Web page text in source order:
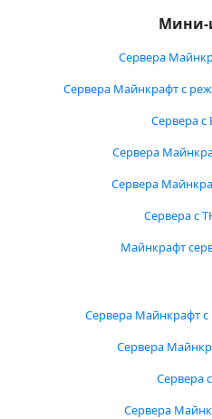
Мини-
Сервера
Сервера Майнкрафт с
Сервера с
Сервера
Сервера
Сервера с
Майнкрафт
Сервера Майнкрафт
Сервера
Сервера
Сервера